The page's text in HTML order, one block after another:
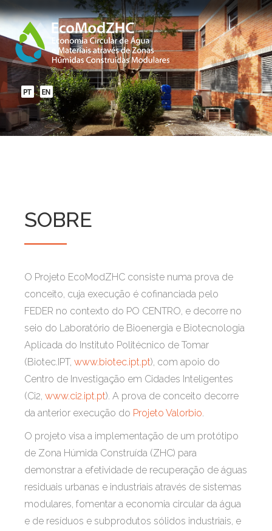
SOBRE
O Projeto EcoModZHC consiste numa prova de
conceito, cuja execução é cofinanciada pelo
FEDER no contexto do PO CENTRO , e decorre no
seio do Laboratório de Bioenergia e Biotecnologia
Aplicada do Instituto Politécnico de Tomar
(Biotec.IPT, www.biotec.ipt.pt), com apoio do
Centro de Investigação em Cidades Inteligentes
(Ci2, www.ci2.ipt.pt). A prova de conceito decorre
da anterior execução do Projeto Valorbio
O projeto visa a implementação de um protótipo
de Zona Húmida Construída (ZHC) para
demonstrar a efetividade de recuperação de águas
residuais urbanas e industriais através de sistemas
modulares, fomentar a economia circular da água
e de resíduos e subprodutos sólidos industriais, e